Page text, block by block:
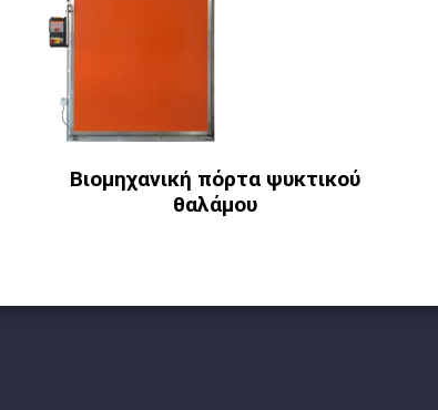
Βιομηχανική πόρτα ψυκτικού
θαλάμου